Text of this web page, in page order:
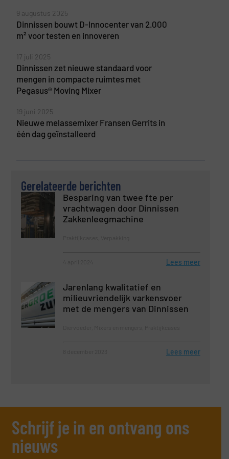
9 augustus 2025
Dinnissen bouwt D-Innocenter van 2.000
m² voor testen en innoveren
17 juli 2025
Dinnissen zet nieuwe standaard voor
mengen in compacte ruimtes met
Pegasus® Moving Mixer
19 juni 2025
Nieuwe melassemixer Fransen Gerrits in
één dag geïnstalleerd
Gerelateerde berichten
Besparing van twee fte per
vrachtwagen door Dinnissen
Zakkenleegmachine
Lees meer
Jarenlang kwalitatief en
milieuvriendelijk varkensvoer
met de mengers van Dinnissen
Lees meer
Schrijf je in en ontvang ons
nieuws